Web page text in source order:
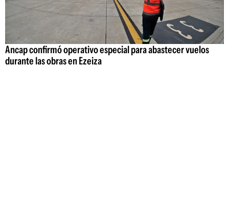
Ancap confirmó operativo especial para abastecer vuelos
durante las obras en Ezeiza